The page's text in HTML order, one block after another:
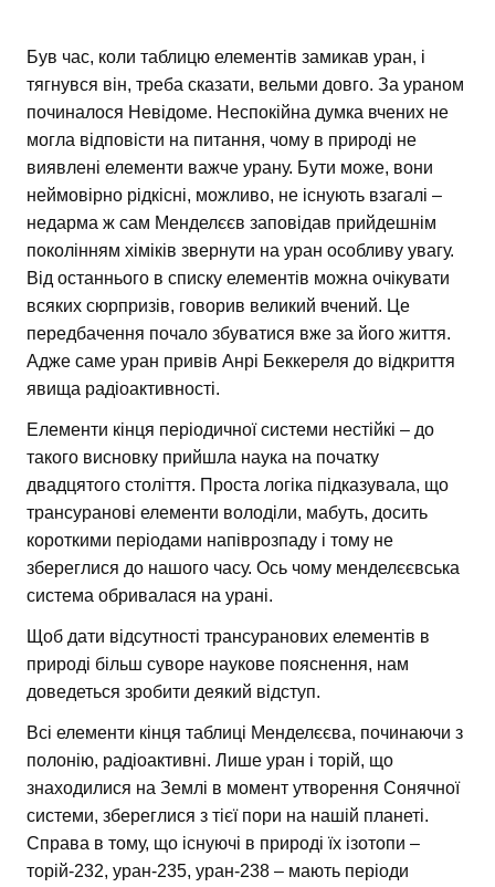
Був час, коли таблицю елементів замикав уран, і
тягнувся він, треба сказати, вельми довго. За ураном
починалося Невідоме. Неспокійна думка вчених не
могла відповісти на питання, чому в природі не
виявлені елементи важче урану. Бути може, вони
неймовірно рідкісні, можливо, не існують взагалі –
недарма ж сам Менделєєв заповідав прийдешнім
поколінням хіміків звернути на уран особливу увагу.
Від останнього в списку елементів можна очікувати
всяких сюрпризів, говорив великий вчений. Це
передбачення почало збуватися вже за його життя.
Адже саме уран привів Анрі Беккереля до відкриття
явища радіоактивності.
Елементи кінця періодичної системи нестійкі – до
такого висновку прийшла наука на початку
двадцятого століття. Проста логіка підказувала, що
трансуранові елементи володіли, мабуть, досить
короткими періодами напіврозпаду і тому не
збереглися до нашого часу. Ось чому менделєєвська
система обривалася на урані.
Щоб дати відсутності трансуранових елементів в
природі більш суворе наукове пояснення, нам
доведеться зробити деякий відступ.
Всі елементи кінця таблиці Менделєєва, починаючи з
полонію, радіоактивні. Лише уран і торій, що
знаходилися на Землі в момент утворення Сонячної
системи, збереглися з тієї пори на нашій планеті.
Справа в тому, що існуючі в природі їх ізотопи –
торій-232, уран-235, уран-238 – мають періоди